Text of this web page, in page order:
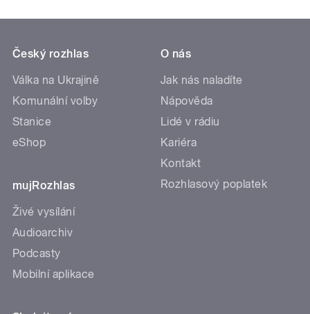
Český rozhlas
Válka na Ukrajině
Komunální volby
Stanice
eShop
mujRozhlas
Živé vysílání
Audioarchiv
Podcasty
Mobilní aplikace
O nás
Jak nás naladíte
Nápověda
Lidé v rádiu
Kariéra
Kontakt
Rozhlasový poplatek